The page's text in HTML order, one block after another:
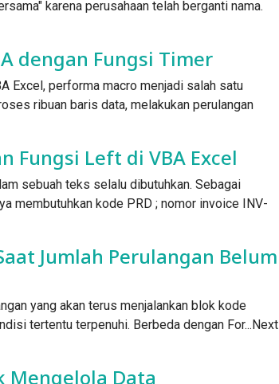
karena perusahaan telah berganti nama.
dengan Fungsi Timer
Excel, performa macro menjadi salah satu
ribuan baris data, melakukan perulangan
Fungsi Left di VBA Excel
sebuah teks selalu dibutuhkan. Sebagai
membutuhkan kode PRD ; nomor invoice INV-
Jumlah Perulangan Belum
yang akan terus menjalankan blok kode
tertentu terpenuhi. Berbeda dengan For...Next
Mengelola Data